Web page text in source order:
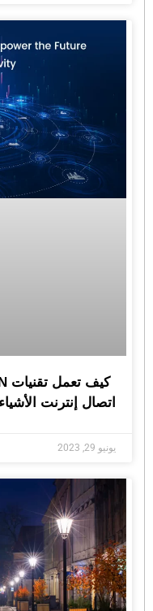
اتصال إنترنت الأشياء
يونيو 29, 2023